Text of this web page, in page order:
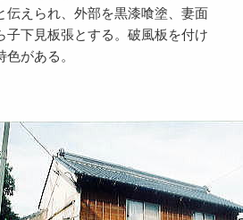
伝えられ、外部を黒漆喰塗、妻面
子下見板張とする。破風板を付け
がある。